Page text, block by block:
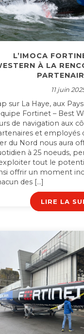
L’IMOCA
À LA
11 juin
sur La Haye, aux
Fortinet – Best
de navigation aux
et employés
du Nord nous aura
à 25 noeuds,
tout le
offrir un moment
des […]
LIRE LA